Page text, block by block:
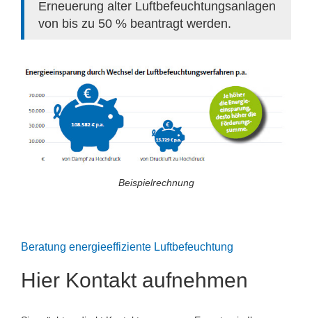
Erneuerung alter Luftbefeuchtungsanlagen
von bis zu 50 % beantragt werden.
Beispielrechnung
Beratung energieeffiziente Luftbefeuchtung
Hier Kontakt aufnehmen